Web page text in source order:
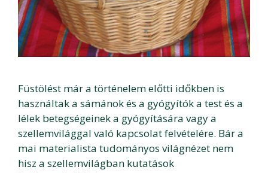
Füstölést már a történelem előtti időkben is
használtak a sámánok és a gyógyítók a test és a
lélek betegségeinek a gyógyítására vagy a
szellemvilággal való kapcsolat felvételére. Bár a
mai materialista tudományos világnézet nem
hisz a szellemvilágban kutatások